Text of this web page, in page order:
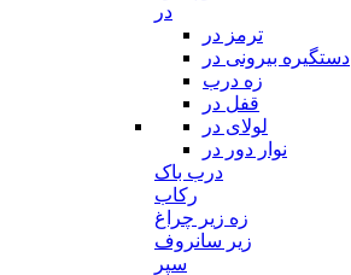
در
ترمز در
دستگیره بیرونی در
زه درب
قفل در
لولای در
نوار دور در
درب باک
رکاب
زه زیر چراغ
زیر سانروف
سپر